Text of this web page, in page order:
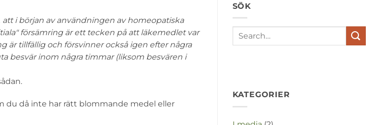
att i början av användningen av homeopatiska
försämring är ett tecken på att läkemedlet var
är tillfällig och försvinner också igen efter några
besvär inom några timmar (liksom besvären i
du då inte har rätt blommande medel eller
maken
in
SÖK
KATEGORIER